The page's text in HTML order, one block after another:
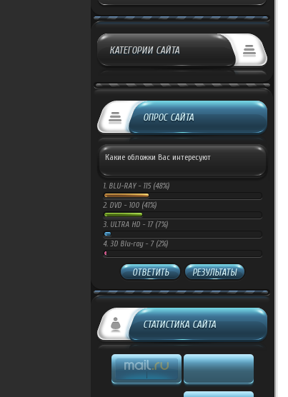
КАТЕГОРИИ САЙТА
ОПРОС САЙТА
Какие обложки Вас интересуют
1. BLU-RAY - 115 (48%)
2. DVD - 100 (41%)
3. ULTRA HD - 17 (7%)
4. 3D Blu-ray - 7 (2%)
ОТВЕТИТЬ РЕЗУЛЬТАТЫ
СТАТИСТИКА САЙТА